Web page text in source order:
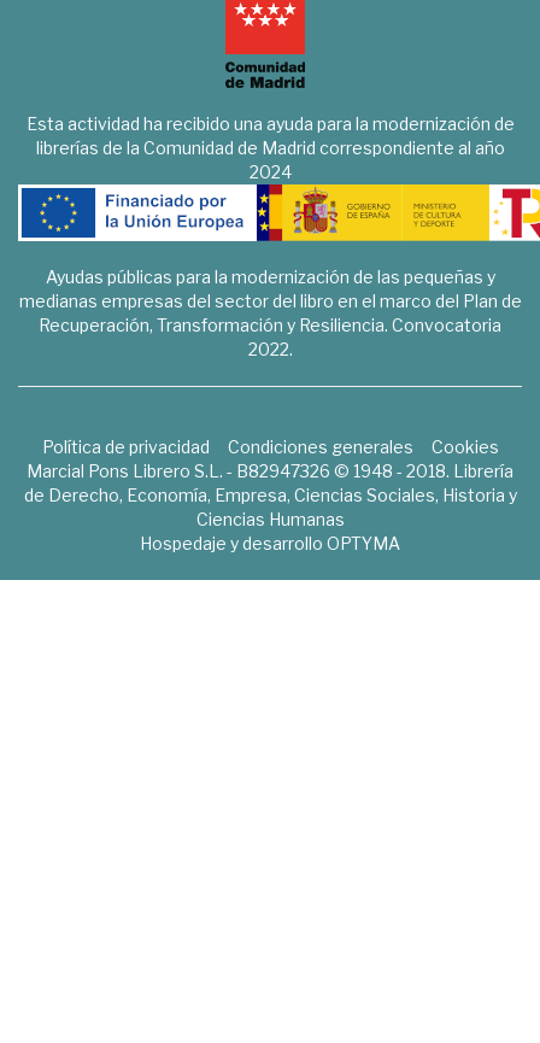
Esta actividad ha recibido una ayuda para la modernización de
librerías de la Comunidad de Madrid correspondiente al año
2024
Ayudas públicas para la modernización de las pequeñas y
medianas empresas del sector del libro en el marco del Plan de
Recuperación, Transformación y Resiliencia. Convocatoria
2022.
Política de privacidad Condiciones generales
Cookies
Marcial Pons Librero S.L. - B82947326 © 1948 - 2018. Librería
de Derecho, Economía, Empresa, Ciencias Sociales, Historia y
Ciencias Humanas
Hospedaje y desarrollo OPTYMA